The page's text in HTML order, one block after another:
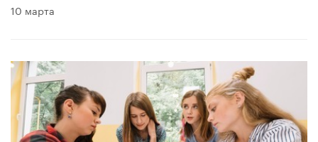
10 марта